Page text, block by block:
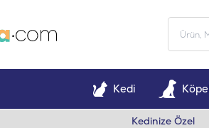
Kedi
Kedinize Özel